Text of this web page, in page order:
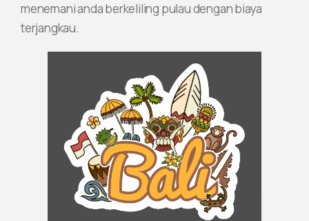
menemani anda berkeliling pulau dengan biaya
terjangkau.